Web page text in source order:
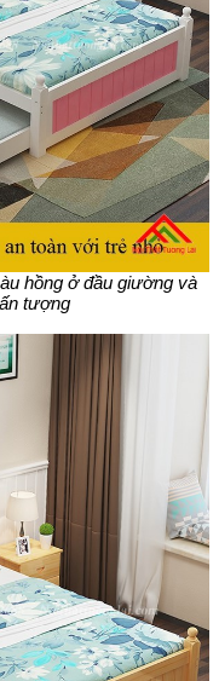
hồng ở đầu giường và
tượng